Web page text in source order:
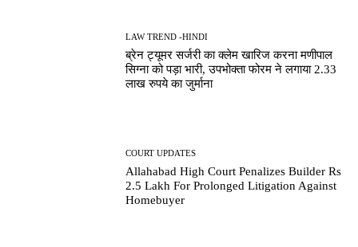
LAW TREND -HINDI
ब्रेन ट्यूमर सर्जरी का क्लेम खारिज करना मणीपाल
सिग्ना को पड़ा भारी, उपभोक्ता फोरम ने लगाया 2.33
लाख रुपये का जुर्माना
COURT UPDATES
Allahabad High Court Penalizes Builder Rs
2.5 Lakh For Prolonged Litigation Against
Homebuyer